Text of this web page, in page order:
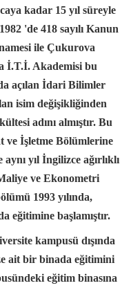
kadar 15 yıl süreyle
'de 418 sayılı Kanun
ile Çukurova
İ.T.İ. Akademisi bu
açılan İdari Bilimler
isim değişikliğinden
adını almıştır. Bu
ve İşletme Bölümlerine
yıl İngilizce ağırlıklı
ve Ekonometri
1993 yılında,
eğitimine başlamıştır.
kampusü dışında
ait bir binada eğitimini
eğitim binasına